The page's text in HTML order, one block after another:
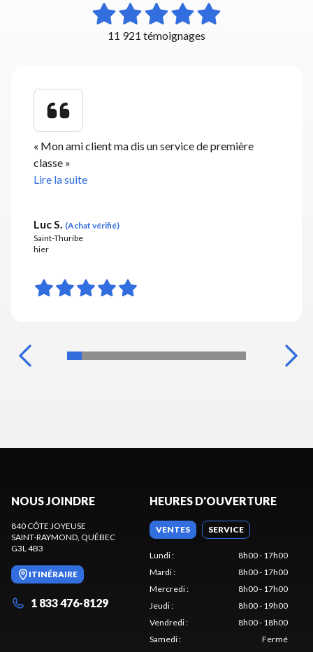
11 921 témoignages
« Mon ami client ma dis un service de première
classe »
Lire la suite
Luc S. (Achat vérifié)
Saint-Thuribe
hier
NOUS JOINDRE
840 CÔTE JOYEUSE
SAINT-RAYMOND , QUÉBEC
G3L 4B3
ITINÉRAIRE
1 833 476-8129
HEURES D'OUVERTURE
VENTES SERVICE
Lundi:
8h00 - 17h00
Mardi:
8h00 - 17h00
Mercredi:
8h00 - 17h00
Jeudi:
8h00 - 19h00
Vendredi:
8h00 - 18h00
Samedi:
Fermé